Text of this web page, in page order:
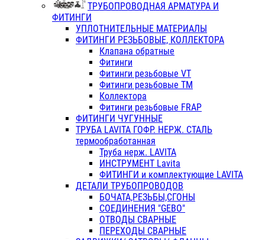
ТРУБОПРОВОДНАЯ АРМАТУРА И
ФИТИНГИ
УПЛОТНИТЕЛЬНЫЕ МАТЕРИАЛЫ
ФИТИНГИ РЕЗЬБОВЫЕ, КОЛЛЕКТОРА
Клапана обратные
Фитинги
Фитинги резьбовые VT
Фитинги резьбовые ТМ
Коллектора
Фитинги резьбовые FRAP
ФИТИНГИ ЧУГУННЫЕ
ТРУБА LAVITA ГОФР. НЕРЖ. СТАЛЬ
термообработанная
Труба нерж. LAVITA
ИНСТРУМЕНТ Lavita
ФИТИНГИ и комплектующие LAVITA
ДЕТАЛИ ТРУБОПРОВОДОВ
БОЧАТА,РЕЗЬБЫ,СГОНЫ
СОЕДИНЕНИЯ "GEBO"
ОТВОДЫ СВАРНЫЕ
ПЕРЕХОДЫ СВАРНЫЕ